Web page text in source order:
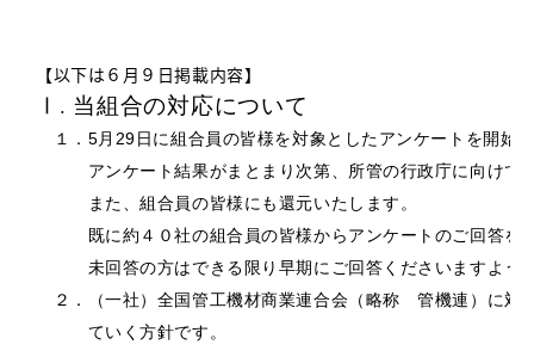
【以下は６月９日掲載内容】
Ⅰ. 当組合の対応について
１． 5月 29日に組合員の皆様を対象としたアンケートを開始
アンケート結果がまとまり次第、所管の行政庁に向けて
また、組合員の皆様にも還元いたします。
既に約４０社の組合員の皆様からアンケートのご回答を
未回答の方はできる限り早期にご回答くださいますよう
２．（一社）全国管工機材商業連合会（略称　管機連）に対
ていく方針です。